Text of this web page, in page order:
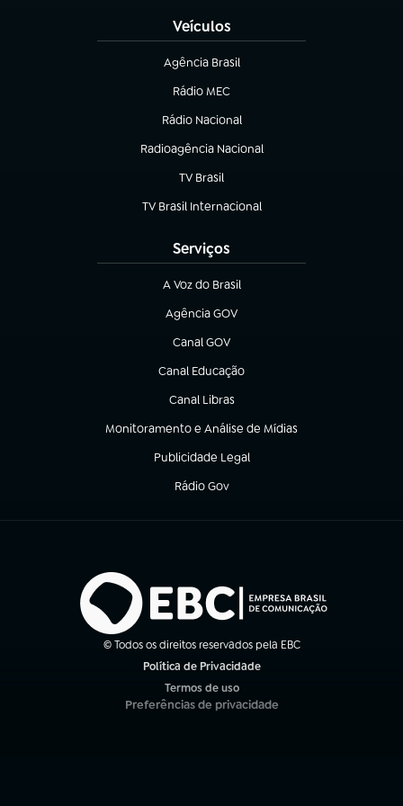
Veículos
Agência Brasil
(abre em nova aba)
Rádio MEC
(abre em nova aba)
Rádio Nacional
Radioagência Nacional
(abre em nova aba)
TV Brasil
(abre em nova aba)
TV Brasil Internacional
(abre em nova aba)
Serviços
A Voz do Brasil
(abre em nova aba)
Agência GOV
(abre em nova aba)
Canal GOV
(abre em nova aba)
Canal Educação
(abre em nova aba)
Canal Libras
(abre em nova aba)
Monitoramento e Análise de Mídias
(abre em nova aba)
Publicidade Legal
(abre em nova aba)
Rádio Gov
(abre em nova aba)
© Todos os direitos reservados pela EBC
Política de Privacidade
Termos de uso
(abre em nova aba)
Preferências de privacidade